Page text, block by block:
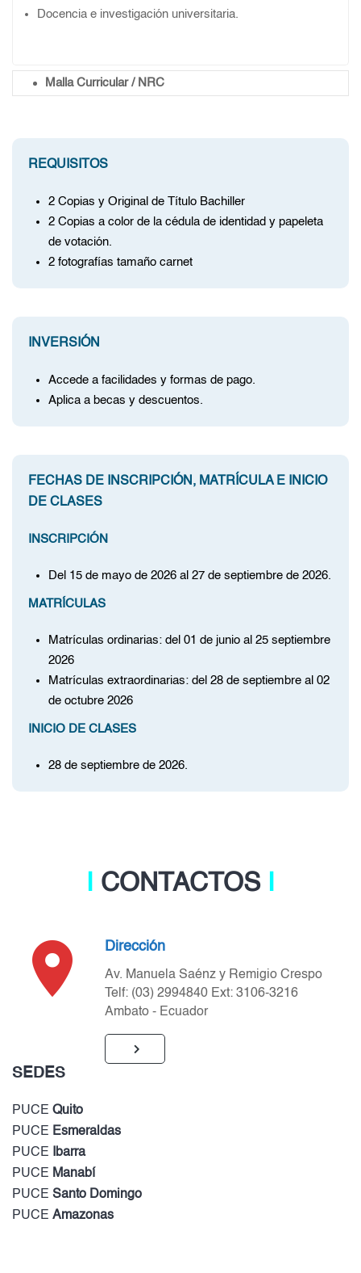
Docencia e investigación universitaria.
Malla Curricular / NRC
REQUISITOS
2 Copias y Original de Título Bachiller
2 Copias a color de la cédula de identidad y papeleta
de votación.
2 fotografías tamaño carnet
INVERSIÓN
Accede a facilidades y formas de pago.
Aplica a becas y descuentos.
FECHAS DE INSCRIPCIÓN, MATRÍCULA E INICIO
DE CLASES
INSCRIPCIÓN
Del 15 de mayo de 2026 al 27 de septiembre de 2026.
MATRÍCULAS
Matrículas ordinarias: del 01 de junio al 25 septiembre
2026
Matrículas extraordinarias: del 28 de septiembre al 02
de octubre 2026
INICIO DE CLASES
28 de septiembre de 2026.
CONTACTOS
Dirección
Av. Manuela Saénz y Remigio Crespo
Telf: (03) 2994840 Ext: 3106-3216
Ambato - Ecuador
SEDES
PUCE Quito
PUCE Esmeraldas
PUCE
Ibarra
PUCE Manabí
PUCE Santo Domingo
PUCE Amazonas